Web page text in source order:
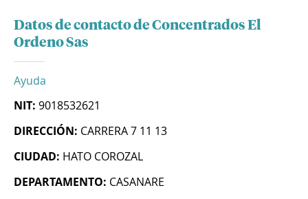
Datos de contacto de Concentrados El
Ordeno Sas
Ayuda
NIT: 9018532621
DIRECCIÓN: CARRERA 7 11 13
CIUDAD: HATO COROZAL
DEPARTAMENTO: CASANARE